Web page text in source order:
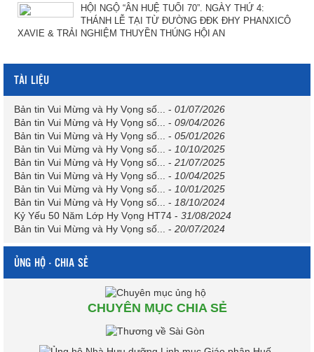
HỘI NGỘ “ÂN HUỆ TUỔI 70”. NGÀY THỨ 4:
THÁNH LỄ TẠI TỪ ĐƯỜNG ĐĐK ĐHY PHANXICÔ
XAVIE & TRẢI NGHIỆM THUYỀN THÚNG HỘI AN
TÀI LIỆU
Bản tin Vui Mừng và Hy Vọng số... - 01/07/2026
Bản tin Vui Mừng và Hy Vọng số...
- 09/04/2026
Bản tin Vui Mừng và Hy Vọng số...
- 05/01/2026
Bản tin Vui Mừng và Hy Vọng số...
- 10/10/2025
Bản tin Vui Mừng và Hy Vọng số...
- 21/07/2025
Bản tin Vui Mừng và Hy Vọng số...
- 10/04/2025
Bản tin Vui Mừng và Hy Vọng số...
- 10/01/2025
Bản tin Vui Mừng và Hy Vọng số...
- 18/10/2024
Kỷ Yếu 50 Năm Lớp Hy Vọng HT74 - 31/08/2024
Bản tin Vui Mừng và Hy Vọng số...
- 20/07/2024
ỦNG HỘ - CHIA SẺ
CHUYÊN MỤC CHIA SẺ